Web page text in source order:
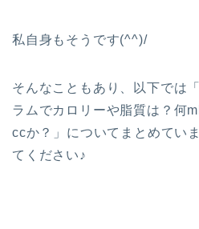
私自身もそうです(^^)/
そんなこともあり、以下では
ラムでカロリーや脂質は？何
ccか？」についてまとめてい
てください♪